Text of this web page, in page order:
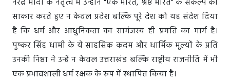
साकार करते हुए न केवल प्रदेश बल्कि पूरे देश को यह संदेश दिया
है कि धर्म और आधुनिकता का सामंजस्य ही प्रगति का मार्ग है।
पुष्कर सिंह धामी के ये साहसिक कदम और धार्मिक मूल्यों के प्रति
उनकी निष्ठा ने उन्हें न केवल उत्तराखंड बल्कि राष्ट्रीय राजनीति में भी
एक प्रभावशाली धर्म रक्षक के रूप में स्थापित किया है।